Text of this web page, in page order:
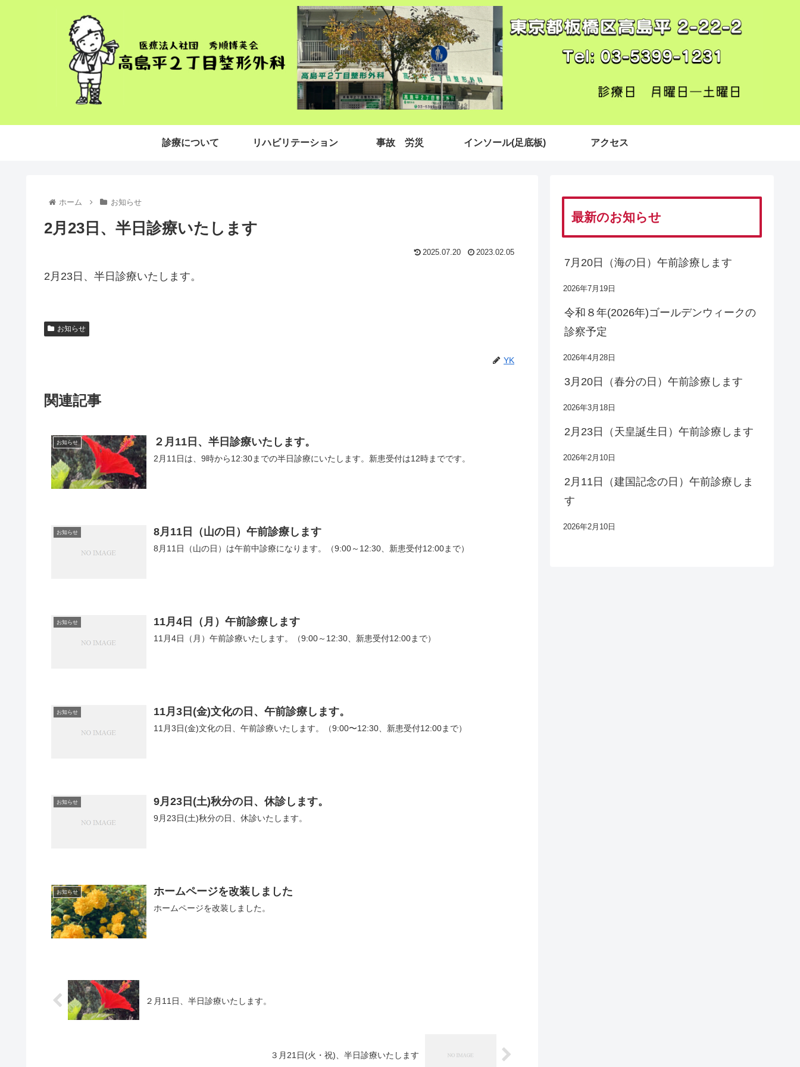
診療について リハビリテーション 事故 労災 インソール(足底板) アクセス
ホーム お知らせ
2月23日、半日診療いたします
2025.07.20 2023.02.05
2月23日、半日診療いたします。
お知らせ
YK
関連記事
お知らせ ２月11日、半日診療いたします。
2月11日は、9時から12:30までの半日診療にいたします。新患受付は12時までです。
お知らせ 8月11日（山の日）午前診療します
8月11日（山の日）は午前中診療になります。（9:00～12:30、新患受付12:00まで）
お知らせ 11月4日（月）午前診療します
11月4日（月）午前診療いたします。（9:00～12:30、新患受付12:00まで）
お知らせ 11月3日(金)文化の日、午前診療します。
11月3日(金)文化の日、午前診療いたします。（9:00〜12:30、新患受付12:00まで）
お知らせ 9月23日(土)秋分の日、休診します。
9月23日(土)秋分の日、休診いたします。
お知らせ ホームページを改装しました
ホームページを改装しました。
２月11日、半日診療いたします。
３月21日(火・祝)、半日診療いたします
最新のお知らせ
7月20日（海の日）午前診療します
2026年7月19日
令和８年(2026年)ゴールデンウィークの
診察予定
2026年4月28日
3月20日（春分の日）午前診療します
2026年3月18日
2月23日（天皇誕生日）午前診療します
2026年2月10日
2月11日（建国記念の日）午前診療しま
す
2026年2月10日